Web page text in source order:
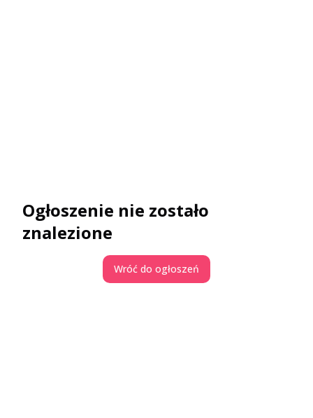
Ogłoszenie nie zostało
znalezione
Wróć do ogłoszeń